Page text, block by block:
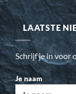
LAATSTE
Schrijf je in voor
Je naam